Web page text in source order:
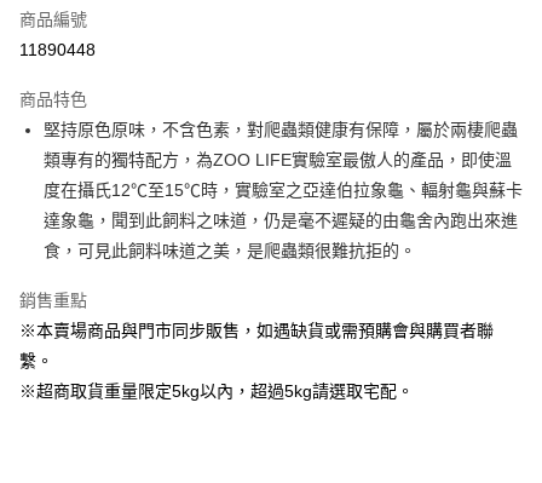
超商取貨付款
Apple Pay
街口支付
Google Pay
全家取貨付款
每筆NT$80，滿NT$1,000(含以上)免運費
7-11取貨付款
商品編號
11890448
商品特色
堅持原色原味，不含色素，對爬蟲類健康有保障，屬於兩棲爬蟲
類專有的獨特配方，為ZOO LIFE實驗室最傲人的產品，即使溫
度在攝氏12℃至15℃時，實驗室之亞達伯拉象龜、輻射龜與蘇卡
達象龜，聞到此飼料之味道，仍是毫不遲疑的由龜舍內跑出來進
食，可見此飼料味道之美，是爬蟲類很難抗拒的。
銷售重點
※本賣場商品與門市同步販售，如遇缺貨或需預購會與購買者聯
繫。
※超商取貨重量限定5kg以內，超過5kg請選取宅配。